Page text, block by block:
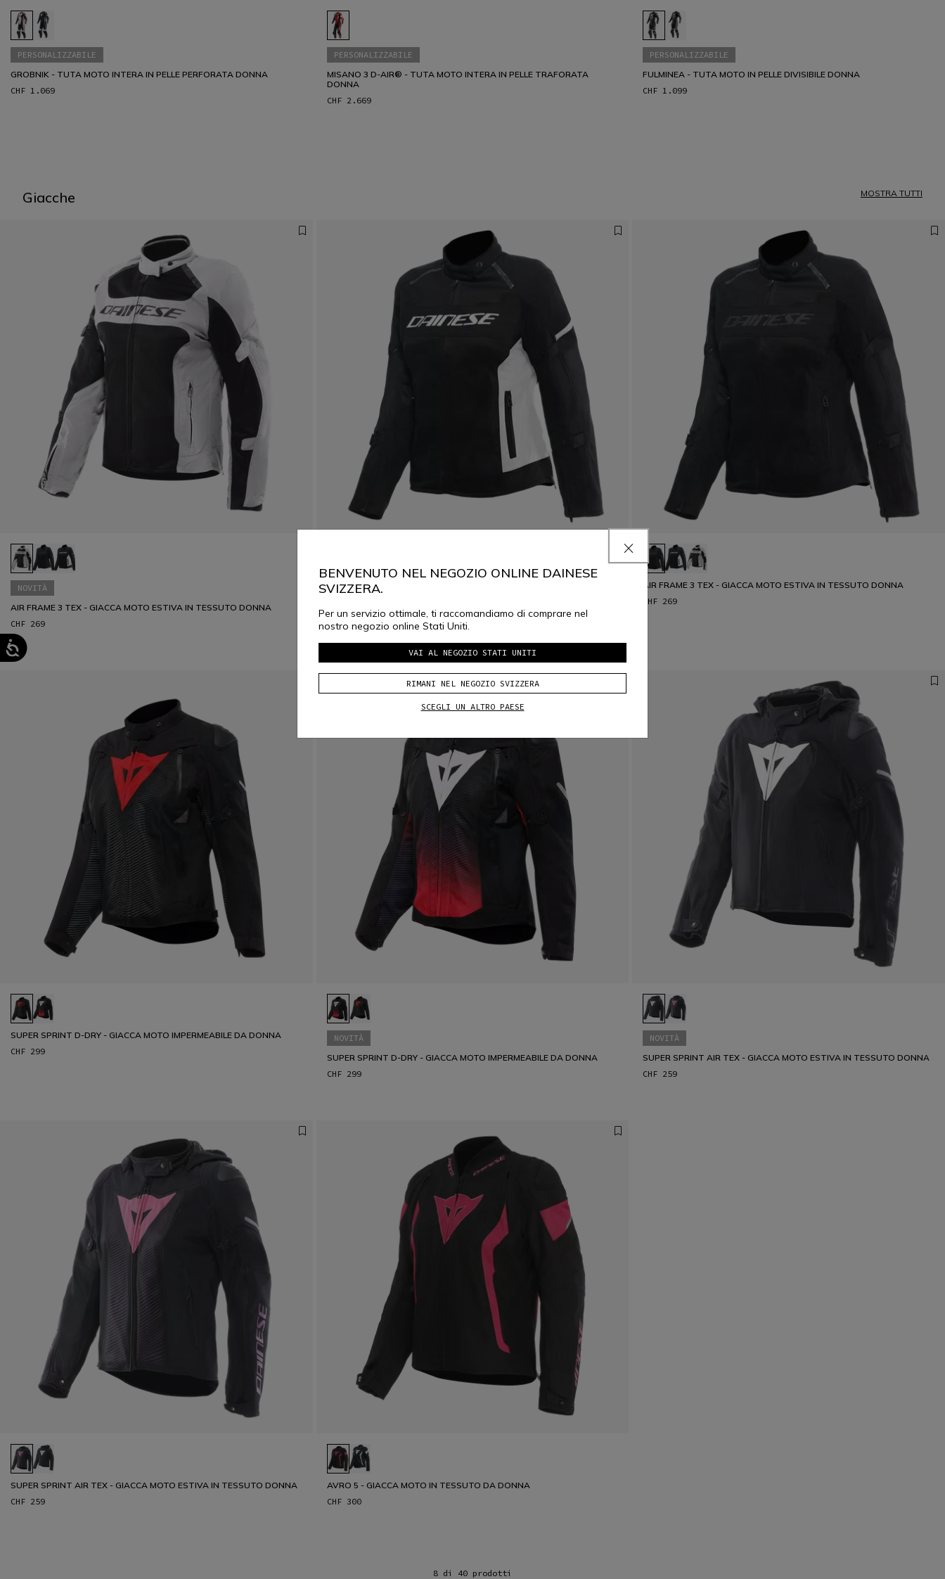
PERSONALIZZABILE
GROBNIK - TUTA MOTO INTERA IN PELLE PERFORATA DONNA
CHF 1.069
PERSONALIZZABILE
MISANO 3 D-AIR® - TUTA MOTO INTERA IN PELLE TRAFORATA
DONNA
CHF 2.669
PERSONALIZZABILE
FULMINEA - TUTA MOTO IN PELLE DIVISIBILE DONNA
CHF 1.099
Giacche MOSTRA TUTTI
NOVITÀ
AIR FRAME 3 TEX - GIACCA MOTO ESTIVA IN TESSUTO DONNA
CHF 269
AIR FRAME 3 TEX - GIACCA MOTO ESTIVA IN TESSUTO DONNA
AIR FRAME 3 TEX - GIACCA MOTO ESTIVA IN TESSUTO DONNA
CHF 269
SUPER SPRINT D-DRY - GIACCA MOTO IMPERMEABILE DA DONNA
CHF 299
NOVITÀ
SUPER SPRINT D-DRY - GIACCA MOTO IMPERMEABILE DA DONNA
CHF 299
NOVITÀ
SUPER SPRINT AIR TEX - GIACCA MOTO ESTIVA IN TESSUTO DONNA
CHF 259
SUPER SPRINT AIR TEX - GIACCA MOTO ESTIVA IN TESSUTO DONNA
CHF 259
AVRO 5 - GIACCA MOTO IN TESSUTO DA DONNA
CHF 300
8 di 40 prodotti
BENVENUTO NEL NEGOZIO ONLINE DAINESE
SVIZZERA.
Per un servizio ottimale, ti raccomandiamo di comprare nel
nostro negozio online Stati Uniti.
VAI AL NEGOZIO STATI UNITI
RIMANI NEL NEGOZIO SVIZZERA
SCEGLI UN ALTRO PAESE